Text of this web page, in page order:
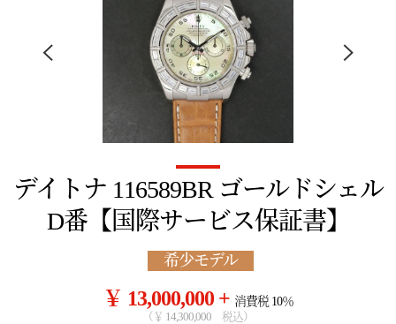
デイトナ 116589BR ゴールドシェル
D番【国際サービス保証書】
希少モデル
￥ 13,000,000 + 消費税 10％
（￥ 14,300,000 税込）